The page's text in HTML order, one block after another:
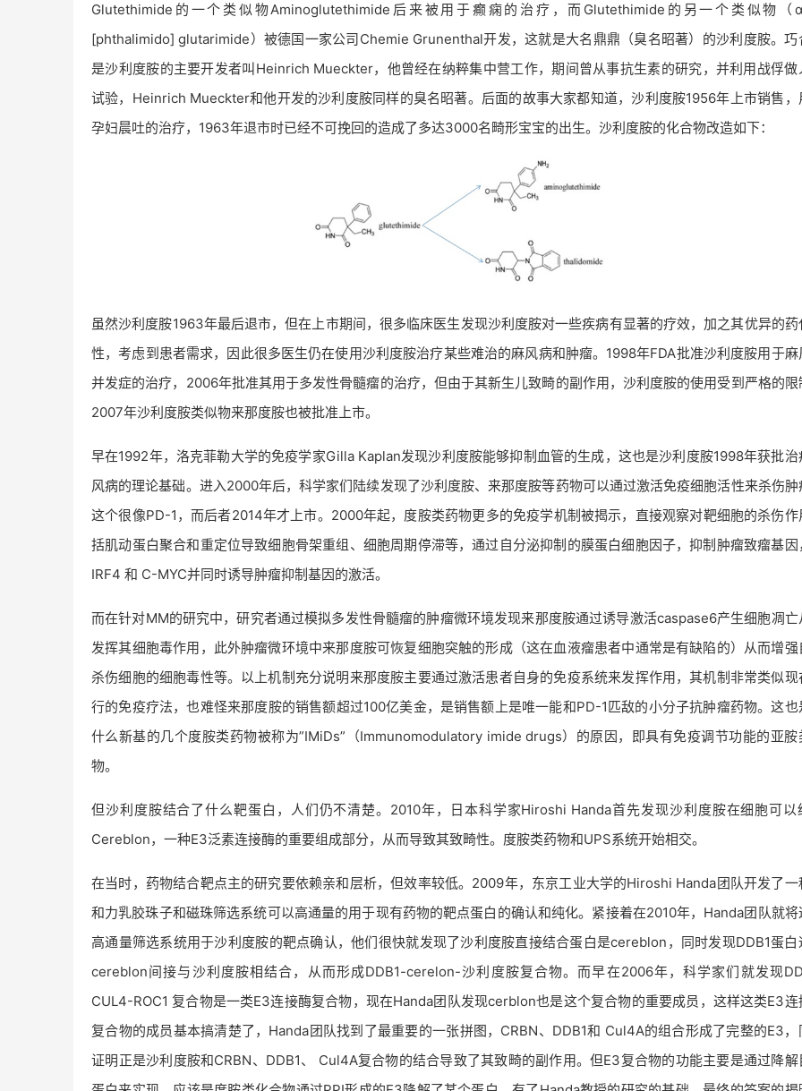
Glutethimide的一个类似物Aminoglutethimide后来被用于癫痫的治疗，而Glutethimide的另一个类似物（
[phthalimido] glutarimide）被德国一家公司Chemie Grunenthal开发，这就是大名鼎鼎（臭名昭著）的沙利度胺。巧
是沙利度胺的主要开发者叫Heinrich Mueckter，他曾经在纳粹集中营工作，期间曾从事抗生素的研究，并利用战俘做
试验，Heinrich Mueckter和他开发的沙利度胺同样的臭名昭著。后面的故事大家都知道，沙利度胺1956年上市销售，
孕妇晨吐的治疗，1963年退市时已经不可挽回的造成了多达3000名畸形宝宝的出生。沙利度胺的化合物改造如下：
虽然沙利度胺1963年最后退市，但在上市期间，很多临床医生发现沙利度胺对一些疾病有显著的疗效，加之其优异的药
性，考虑到患者需求，因此很多医生仍在使用沙利度胺治疗某些难治的麻风病和肿瘤。1998年FDA批准沙利度胺用于麻
并发症的治疗，2006年批准其用于多发性骨髓瘤的治疗，但由于其新生儿致畸的副作用，沙利度胺的使用受到严格的限
2007年沙利度胺类似物来那度胺也被批准上市。
早在1992年，洛克菲勒大学的免疫学家Gilla Kaplan发现沙利度胺能够抑制血管的生成，这也是沙利度胺1998年获批治
风病的理论基础。进入2000年后，科学家们陆续发现了沙利度胺、来那度胺等药物可以通过激活免疫细胞活性来杀伤肿
这个很像PD-1，而后者2014年才上市。2000年起，度胺类药物更多的免疫学机制被揭示，直接观察对靶细胞的杀伤作
括肌动蛋白聚合和重定位导致细胞骨架重组、细胞周期停滞等，通过自分泌抑制的膜蛋白细胞因子，抑制肿瘤致瘤基因
IRF4 和 C-MYC并同时诱导肿瘤抑制基因的激活。
而在针对MM的研究中，研究者通过模拟多发性骨髓瘤的肿瘤微环境发现来那度胺通过诱导激活caspase6产生细胞凋亡
发挥其细胞毒作用，此外肿瘤微环境中来那度胺可恢复细胞突触的形成（这在血液瘤患者中通常是有缺陷的）从而增强
杀伤细胞的细胞毒性等。以上机制充分说明来那度胺主要通过激活患者自身的免疫系统来发挥作用，其机制非常类似现
行的免疫疗法，也难怪来那度胺的销售额超过100亿美金，是销售额上是唯一能和PD-1匹敌的小分子抗肿瘤药物。这也
什么新基的几个度胺类药物被称为”IMiDs”（Immunomodulatory imide drugs）的原因，即具有免疫调节功能的亚胺
物。
但沙利度胺结合了什么靶蛋白，人们仍不清楚。2010年，日本科学家Hiroshi Handa首先发现沙利度胺在细胞可以
Cereblon，一种E3泛素连接酶的重要组成部分，从而导致其致畸性。度胺类药物和UPS系统开始相交。
在当时，药物结合靶点主的研究要依赖亲和层析，但效率较低。2009年，东京工业大学的Hiroshi Handa团队开发了一
和力乳胶珠子和磁珠筛选系统可以高通量的用于现有药物的靶点蛋白的确认和纯化。紧接着在2010年，Handa团队就将
高通量筛选系统用于沙利度胺的靶点确认，他们很快就发现了沙利度胺直接结合蛋白是cereblon，同时发现DDB1蛋白
cereblon间接与沙利度胺相结合，从而形成DDB1-cerelon-沙利度胺复合物。而早在2006年，科学家们就发现
CUL4-ROC1 复合物是一类E3连接酶复合物，现在Handa团队发现cerblon也是这个复合物的重要成员，这样这类E3连
复合物的成员基本搞清楚了，Handa团队找到了最重要的一张拼图，CRBN、DDB1和 Cul4A的组合形成了完整的E3，
证明正是沙利度胺和CRBN、DDB1、 Cul4A复合物的结合导致了其致畸的副作用。但E3复合物的功能主要是通过降解